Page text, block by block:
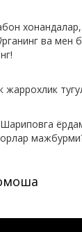
ва мен
жаррохлик